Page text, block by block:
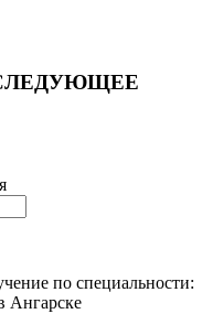
по специальности:
Ангарске